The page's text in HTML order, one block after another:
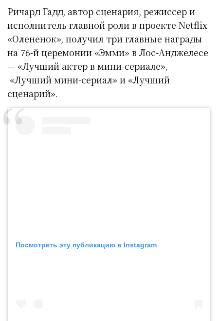
Ричард Гадд, автор сценария, режиссер и
исполнитель главной роли в проекте Netflix
«Олененок», получил три главные награды
на 76-й церемонии «Эмми» в Лос-Анджелесе
— «Лучший актер в мини-сериале»,
«Лучший мини-сериал» и «Лучший
сценарий».
Посмотреть эту публикацию в Instagram